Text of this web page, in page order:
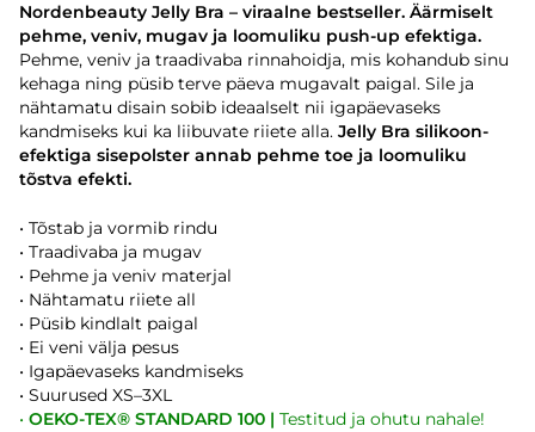
Nordenbeauty Jelly Bra – viraalne bestseller. Äärmiselt
pehme, veniv, mugav ja loomuliku push-up efektiga.
Pehme, veniv ja traadivaba rinnahoidja, mis kohandub sinu
kehaga ning püsib terve päeva mugavalt paigal. Sile ja
nähtamatu disain sobib ideaalselt nii igapäevaseks
kandmiseks kui ka liibuvate riiete alla. Jelly Bra silikoon-
efektiga sisepolster annab pehme toe ja loomuliku
tõstva efekti.
• Tõstab ja vormib rindu
• Traadivaba ja mugav
• Pehme ja veniv materjal
• Nähtamatu riiete all
• Püsib kindlalt paigal
• Ei veni välja pesus
• Igapäevaseks kandmiseks
• Suurused XS–3XL
• OEKO-TEX® STANDARD 100 | Testitud ja ohutu nahale!